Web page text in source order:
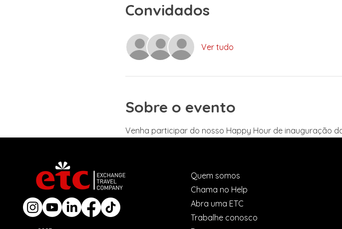
Convidados
Ver tudo
Sobre o evento
Venha participar do nosso Happy Hour de inauguração
Quem somos
Chama no Help
Abra uma ETC
Trabalhe conosco